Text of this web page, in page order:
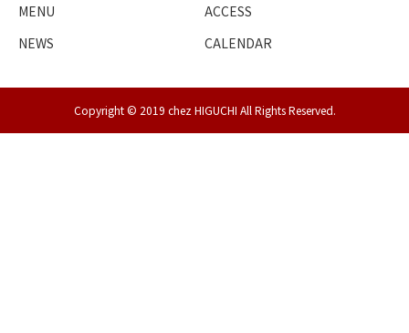
MENU
ACCESS
NEWS
CALENDAR
Copyright © 2019 chez HIGUCHI All Rights Reserved.